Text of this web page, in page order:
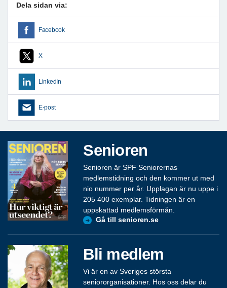
Dela sidan via:
Facebook
X
LinkedIn
E-post
Senioren
Senioren är SPF Seniorernas
medlemstidning och den kommer ut med
nio nummer per år. Upplagan är nu uppe i
205 400 exemplar. Tidningen är en
uppskattad medlemsförmån.
Gå till senioren.se
Bli medlem
Vi är en av Sveriges största
seniororganisationer. Hos oss delar du